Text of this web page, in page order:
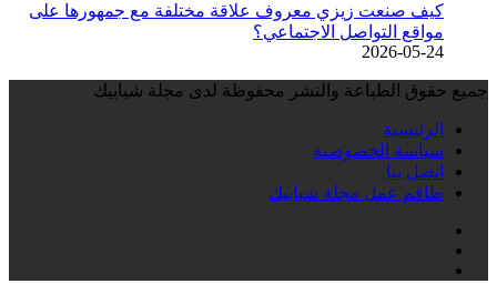
كيف صنعت زيزي معروف علاقة مختلفة مع جمهورها على
مواقع التواصل الاجتماعي؟
2026-05-24
جميع حقوق الطباعة والنشر محفوظة لدى مجلة شبابيك
الرئيسية
سياسة الخصوصية
اتصل بنا
طاقم عمل مجلة شبابيك